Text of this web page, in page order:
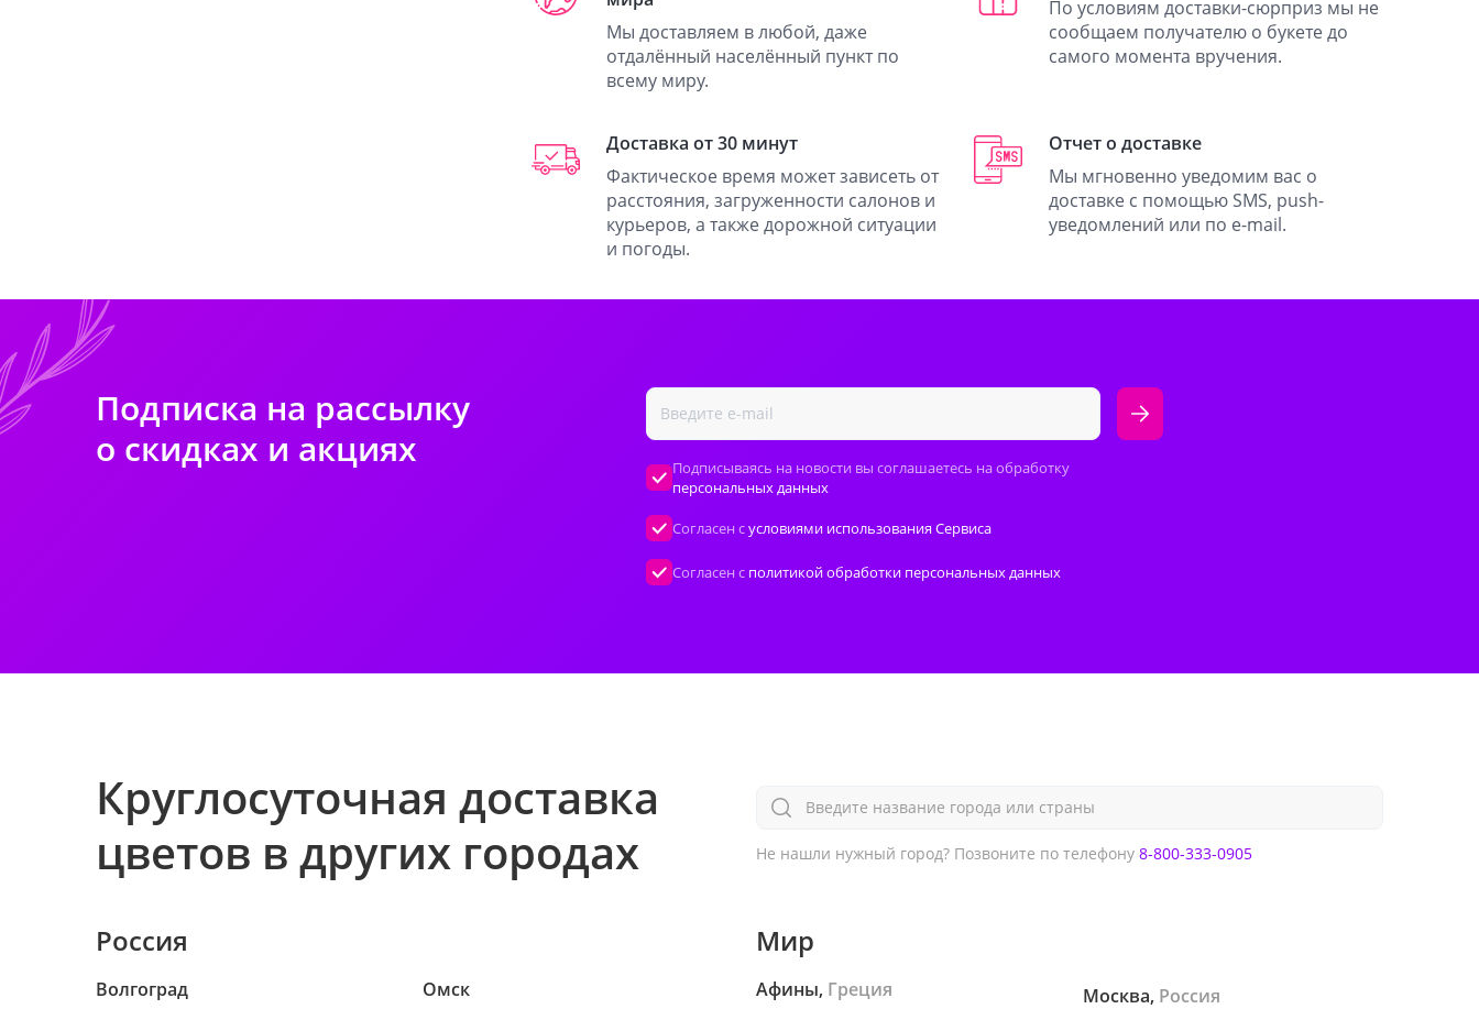
Мы доставляем в любой, даже
отдалённый населённый пункт по
всему миру.
По условиям доставки-сюрприз мы не
сообщаем получателю о букете до
самого момента вручения.
Доставка от 30 минут
Фактическое время может зависеть от
расстояния, загруженности салонов и
курьеров, а также дорожной ситуации
и погоды.
Отчет о доставке
Мы мгновенно уведомим вас о
доставке с помощью SMS, push-
уведомлений или по e-mail.
Подписка на рассылку
о скидках и акциях
Подписываясь на новости вы соглашаетесь на обработку
персональных данных
Согласен сусловиями использования Сервиса
Согласен с политикой обработки персональных данных
Круглосуточная доставка
цветов в других городах
Введите название города или страны
Россия
Волгоград
Омск
Мир
Афины, Греция
Москва, Россия
Не нашли нужный город? Позвоните по телефону 8-800-333-0905